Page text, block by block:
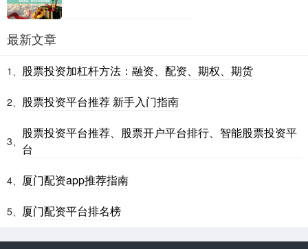
最新文章
1、 股票投资加杠杆方法：融资、配资、期权、期货
2、 股票投资平台推荐 新手入门指南
3、
股票投资平台推荐、股票开户平台排行、智能股票投资平
台
4、 厦门配资app推荐指南
5、 厦门配资平台排名榜